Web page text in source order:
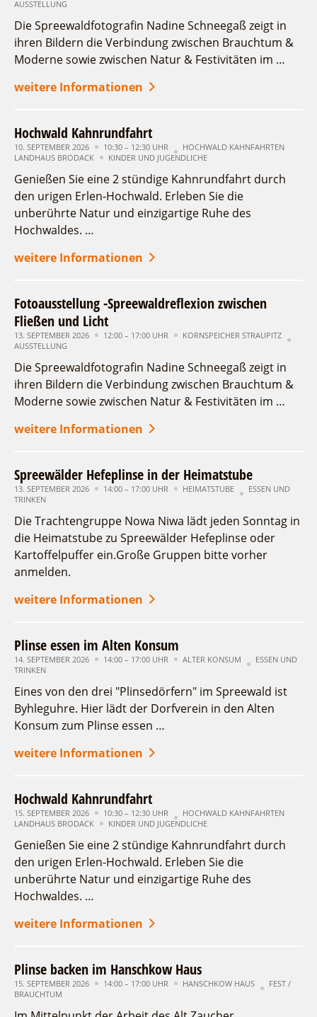
AUSSTELLUNG
Die Spreewaldfotografin Nadine Schneegaß zeigt in
ihren Bildern die Verbindung zwischen Brauchtum &
Moderne sowie zwischen Natur & Festivitäten im …
weitere Informationen
Hochwald Kahnrundfahrt
10. SEPTEMBER 2026 10:30 – 12:30 UHR
HOCHWALD KAHNFAHRTEN
LANDHAUS BRODACK
KINDER UND JUGENDLICHE
Genießen Sie eine 2 stündige Kahnrundfahrt durch
den urigen Erlen-Hochwald. Erleben Sie die
unberührte Natur und einzigartige Ruhe des
Hochwaldes. …
weitere Informationen
Fotoausstellung -Spreewaldreflexion zwischen
Fließen und Licht
13. SEPTEMBER 2026 12:00 – 17:00 UHR
KORNSPEICHER STRAUPITZ
AUSSTELLUNG
Die Spreewaldfotografin Nadine Schneegaß zeigt in
ihren Bildern die Verbindung zwischen Brauchtum &
Moderne sowie zwischen Natur & Festivitäten im …
weitere Informationen
Spreewälder Hefeplinse in der Heimatstube
13. SEPTEMBER 2026 14:00 – 17:00 UHR HEIMATSTUBE
ESSEN UND
TRINKEN
Die Trachtengruppe Nowa Niwa lädt jeden Sonntag in
die Heimatstube zu Spreewälder Hefeplinse oder
Kartoffelpuffer ein.Große Gruppen bitte vorher
anmelden.
weitere Informationen
Plinse essen im Alten Konsum
14. SEPTEMBER 2026 14:00 – 17:00 UHR ALTER KONSUM
ESSEN UND
TRINKEN
Eines von den drei "Plinsedörfern" im Spreewald ist
Byhleguhre. Hier lädt der Dorfverein in den Alten
Konsum zum Plinse essen …
weitere Informationen
Hochwald Kahnrundfahrt
15. SEPTEMBER 2026 10:30 – 12:30 UHR
HOCHWALD KAHNFAHRTEN
LANDHAUS BRODACK
KINDER UND JUGENDLICHE
Genießen Sie eine 2 stündige Kahnrundfahrt durch
den urigen Erlen-Hochwald. Erleben Sie die
unberührte Natur und einzigartige Ruhe des
Hochwaldes. …
weitere Informationen
Plinse backen im Hanschkow Haus
15. SEPTEMBER 2026 14:00 – 17:00 UHR HANSCHKOW HAUS
FEST /
BRAUCHTUM